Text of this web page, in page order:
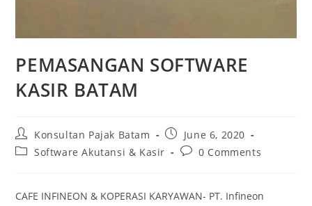
PEMASANGAN SOFTWARE
KASIR BATAM
Konsultan Pajak Batam
June 6, 2020
Software Akutansi & Kasir
0 Comments
CAFE INFINEON & KOPERASI KARYAWAN- PT. Infineon